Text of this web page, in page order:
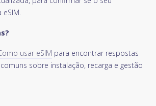
usar eSIM para encontrar respostas
sobre instalação, recarga e gestão